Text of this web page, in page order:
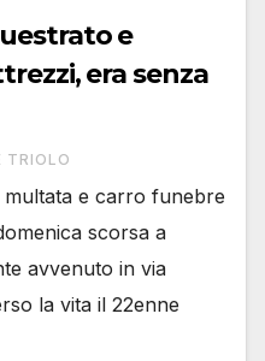
e
era senza
TRIOLO
multata e carro funebre
scorsa a
avvenuto in via
la vita il 22enne